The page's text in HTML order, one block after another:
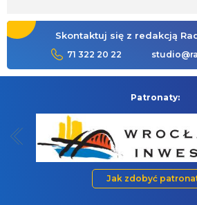
Skontaktuj się z redakcją
71 322 20 22
Patronaty:
Jak zdobyć